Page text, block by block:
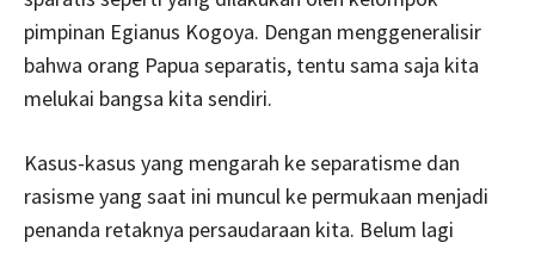
pimpinan Egianus Kogoya. Dengan menggeneralisir
bahwa orang Papua separatis, tentu sama saja kita
melukai bangsa kita sendiri.
Kasus-kasus yang mengarah ke separatisme dan
rasisme yang saat ini muncul ke permukaan menjadi
penanda retaknya persaudaraan kita. Belum lagi